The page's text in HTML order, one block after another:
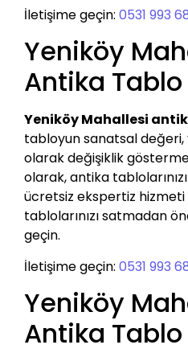
İletişime geçin: 0531 993
Yeniköy
Antika Tablo
Yeniköy Mahallesi
tabloyun sanatsal değeri,
olarak değişiklik
olarak, antika
ücretsiz ekspertiz hizmeti
tablolarınızı satmadan
geçin.
İletişime geçin: 0531 993
Yeniköy
Antika